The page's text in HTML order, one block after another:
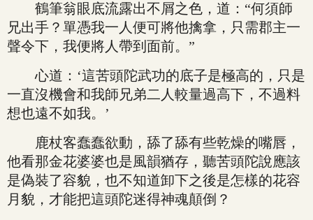
鶴筆翁眼底流露出不屑之色，道：“何須師
兄出手？單憑我一人便可將他擒拿，只需郡主一
聲令下，我便將人帶到面前。”
心道：‘這苦頭陀武功的底子是極高的，只是
一直沒機會和我師兄弟二人較量過高下，不過料
想也遠不如我。’
鹿杖客蠢蠢欲動，舔了舔有些乾燥的嘴唇，
他看那金花婆婆也是風韻猶存，聽苦頭陀說應該
是偽裝了容貌，也不知道卸下之後是怎樣的花容
月貌，才能把這頭陀迷得神魂顛倒？